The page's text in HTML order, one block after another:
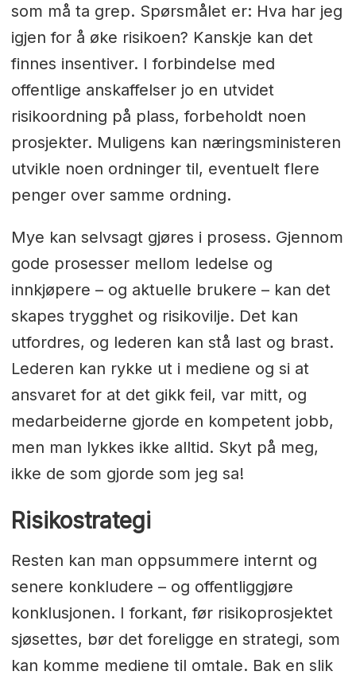
som må ta grep. Spørsmålet er: Hva har jeg
igjen for å øke risikoen? Kanskje kan det
finnes insentiver. I forbindelse med
offentlige anskaffelser jo en utvidet
risikoordning på plass, forbeholdt noen
prosjekter. Muligens kan næringsministeren
utvikle noen ordninger til, eventuelt flere
penger over samme ordning.
Mye kan selvsagt gjøres i prosess. Gjennom
gode prosesser mellom ledelse og
innkjøpere – og aktuelle brukere – kan det
skapes trygghet og risikovilje. Det kan
utfordres, og lederen kan stå last og brast.
Lederen kan rykke ut i mediene og si at
ansvaret for at det gikk feil, var mitt, og
medarbeiderne gjorde en kompetent jobb,
men man lykkes ikke alltid. Skyt på meg,
ikke de som gjorde som jeg sa!
Risikostrategi
Resten kan man oppsummere internt og
senere konkludere – og offentliggjøre
konklusjonen. I forkant, før risikoprosjektet
sjøsettes, bør det foreligge en strategi, som
kan komme mediene til omtale. Bak en slik